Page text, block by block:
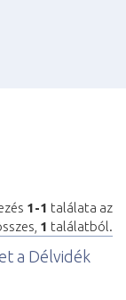
1-1 találata az
1 találatból.
a Délvidék